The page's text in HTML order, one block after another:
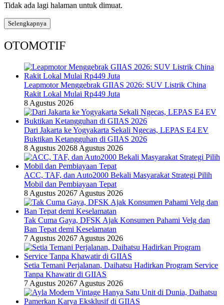
Tidak ada lagi halaman untuk dimuat.
Selengkapnya
OTOMOTIF
Leapmotor Menggebrak GIIAS 2026: SUV Listrik China
Rakit Lokal Mulai Rp449 Juta
8 Agustus 2026
Dari Jakarta ke Yogyakarta Sekali Ngecas, LEPAS E4 EV
Buktikan Ketangguhan di GIIAS 2026
8 Agustus 20268 Agustus 2026
ACC, TAF, dan Auto2000 Bekali Masyarakat Strategi Pilih
Mobil dan Pembiayaan Tepat
8 Agustus 20267 Agustus 2026
Tak Cuma Gaya, DFSK Ajak Konsumen Pahami Velg dan
Ban Tepat demi Keselamatan
7 Agustus 20267 Agustus 2026
Setia Temani Perjalanan, Daihatsu Hadirkan Program Service
Tanpa Khawatir di GIIAS
7 Agustus 20267 Agustus 2026